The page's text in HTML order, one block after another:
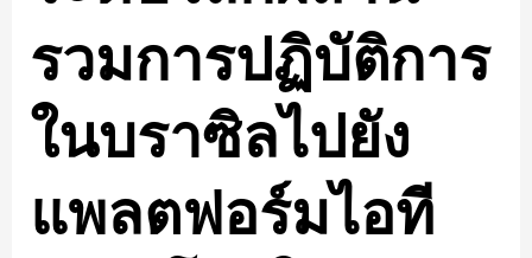
รวมการปฏิบัติการ
ในบราซิลไปยัง
แพลตฟอร์มไอที